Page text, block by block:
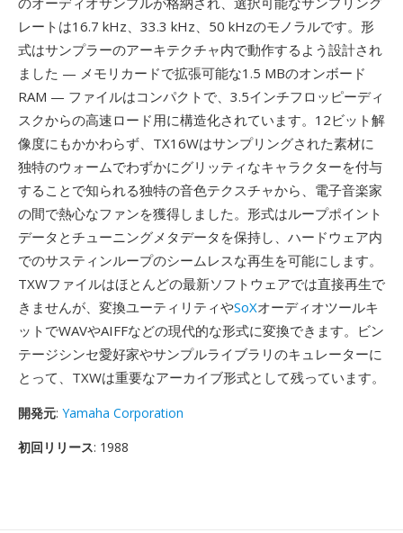
レートは16.7 kHz、33.3 kHz、50 kHzのモノラルです。形
式はサンプラーのアーキテクチャ内で動作するよう設計され
ました — メモリカードで拡張可能な1.5 MBのオンボード
RAM — ファイルはコンパクトで、3.5インチフロッピーディ
スクからの高速ロード用に構造化されています。12ビット解
像度にもかかわらず、TX16Wはサンプリングされた素材に
独特のウォームでわずかにグリッティなキャラクターを付与
することで知られる独特の音色テクスチャから、電子音楽家
の間で熱心なファンを獲得しました。形式はループポイント
データとチューニングメタデータを保持し、ハードウェア内
でのサスティンループのシームレスな再生を可能にします。
TXWファイルはほとんどの最新ソフトウェアでは直接再生で
きませんが、変換ユーティリティやSoXオーディオツールキ
ットでWAVやAIFFなどの現代的な形式に変換できます。ビン
テージシンセ愛好家やサンプルライブラリのキュレーターに
とって、TXWは重要なアーカイブ形式として残っています。
開発元: Yamaha Corporation
初回リリース: 1988